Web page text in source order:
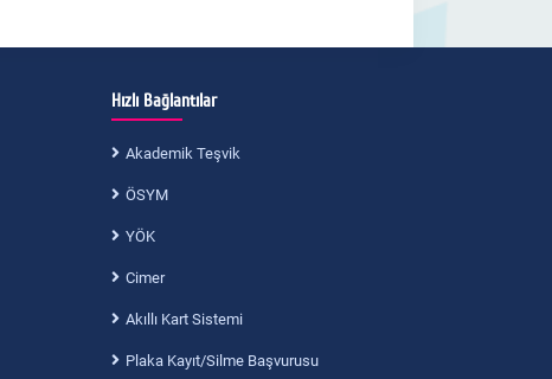
Hızlı Bağlantılar
Akademik Teşvik
ÖSYM
YÖK
Cimer
Akıllı Kart Sistemi
Plaka Kayıt/Silme Başvurusu